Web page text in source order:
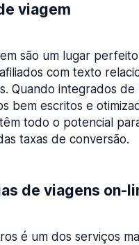
viagem
são um lugar
com texto
Quando integrados de
bem escritos e
todo o potencial
taxas de conversão.
de viagens on-
é um dos serviços